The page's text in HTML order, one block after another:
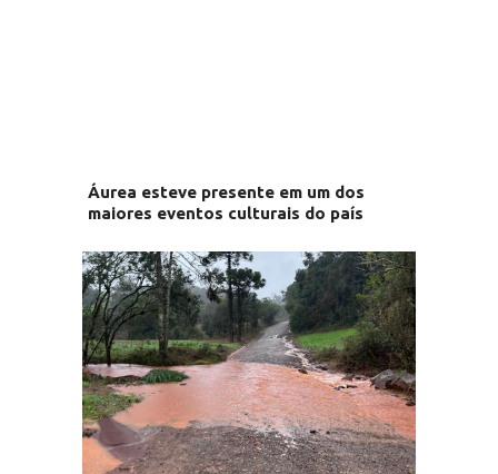
Áurea esteve presente em um dos
maiores eventos culturais do país